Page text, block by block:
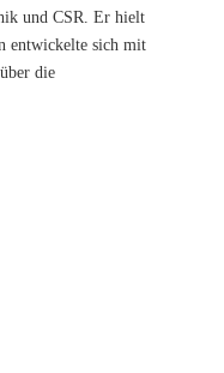
und CSR. Er hielt
entwickelte sich mit
die